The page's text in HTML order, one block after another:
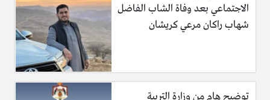
الاجتماعي بعد وفاة الشاب الفاضل
شهاب راكان مرعي كريشان
توضيح هام من وزارة التربية